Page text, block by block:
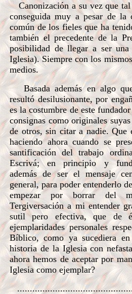
Canonización a su vez que tal
conseguida muy a pesar de la
común de los fieles que ha
también el precedente de la
posibilidad de llegar a ser
Iglesia). Siempre con los
medios.
Basada además en algo
resultó desilusionante, por
es la costumbre de este
consignas como originales
de otros, sin citar a nadie. Que
haciendo ahora cuando se
santificación del trabajo
Escrivá; en principio y
además de ser el mensaje
general, para poder entenderlo
empezar por borrar del
Tergiversación a mi entender
sutil pero efectiva, que de
ejemplaridades personales
Bíblico, como ya sucediera en
historia de la Iglesia con
ahora hemos de aceptar por
Iglesia como ejemplar?